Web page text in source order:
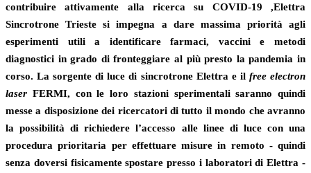
contribuire attivamente alla ricerca su COVID-19 ,Elettra
Sincrotrone Trieste si impegna a dare massima priorità agli
esperimenti utili a identificare farmaci, vaccini e metodi
diagnostici in grado di fronteggiare al più presto la pandemia in
corso. La sorgente di luce di sincrotrone Elettra e il free electron
laser FERMI, con le loro stazioni sperimentali saranno quindi
messe a disposizione dei ricercatori di tutto il mondo che avranno
la possibilità di richiedere l’accesso alle linee di luce con una
procedura prioritaria per effettuare misure in remoto - quindi
senza doversi fisicamente spostare presso i laboratori di Elettra -